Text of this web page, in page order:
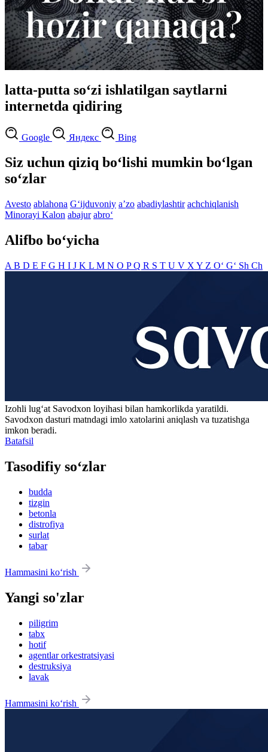
latta-putta so‘zi ishlatilgan saytlarni
internetda qidiring
Google Яндекс Bing
Siz uchun qiziq bo‘lishi mumkin bo‘lgan
so‘zlar
Avesto ablahona G‘ijduvoniy aʼzo abadiylashtir achchiqlanish
Minorayi Kalon abajur abro‘
Alifbo bo‘yicha
A B D E F G H I J K L M N O PQ R S T U V X Y Z O‘ G‘ Sh Ch
Izohli lugʻat Savodxon loyihasi bilan hamkorlikda yaratildi.
Savodxon dasturi matndagi imlo xatolarini aniqlash va tuzatishga
imkon beradi.
Batafsil
Tasodifiy so‘zlar
budda
tizgin
betonla
distrofiya
surlat
tabar
Hammasini ko‘rish
Yangi so'zlar
piligrim
tabx
hotif
agentlar orkestratsiyasi
destruksiya
lavak
Hammasini ko‘rish